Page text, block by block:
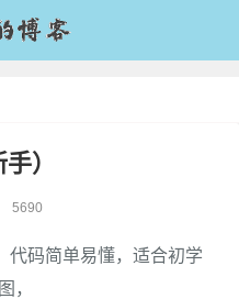
）
5690
代码简单易懂，适合初学
，